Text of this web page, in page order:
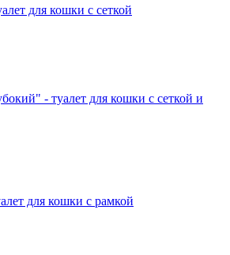
для кошки с сеткой
- туалет для кошки с сеткой и
для кошки с рамкой